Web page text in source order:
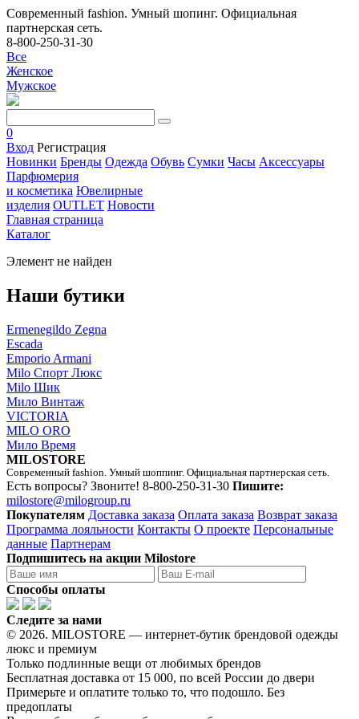
Современный fashion. Умный шопинг. Официальная
партнерская сеть.
8-800-250-31-30
Все
Женское
Мужское
0
Вход Регистрация
Новинки Бренды Одежда Обувь Сумки Часы Аксессуары
Парфюмерия
и косметика Ювелирные
изделия OUTLET Новости
Главная страница
Каталог
Элемент не найден
Наши бутики
Ermenegildo Zegna
Escada
Emporio Armani
Milo Спорт Люкс
Milo Шик
Мило Винтаж
VICTORIA
MILO ORO
Мило Время
MILOSTORE
Современный fashion. Умный шоппинг. Официальная партнерская сеть.
Есть вопросы? Звоните! 8-800-250-31-30 Пишите:
milostore@milogroup.ru
Покупателям Доставка заказа Оплата заказа Возврат заказа
Программа лояльности Контакты О проекте Персональные
данные Партнерам
Подпишитесь на акции Milostore
Способы оплаты
Следите за нами
© 2026. MILOSTORE — интернет-бутик брендовой одежды
люкс и премиум
Только подлинные вещи от любимых брендов
Бесплатная доставка от 15 000, по всей России до двери
Примерьте и оплатите только то, что подошло. Без
предоплаты